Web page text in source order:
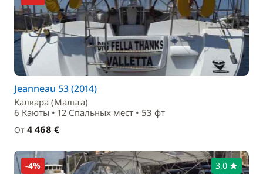
Jeanneau 53 (2014)
Калкара (Мальта)
6 Каюты • 12 Спальныx мест • 53 фт
От 4 468 €
-4% 3,0